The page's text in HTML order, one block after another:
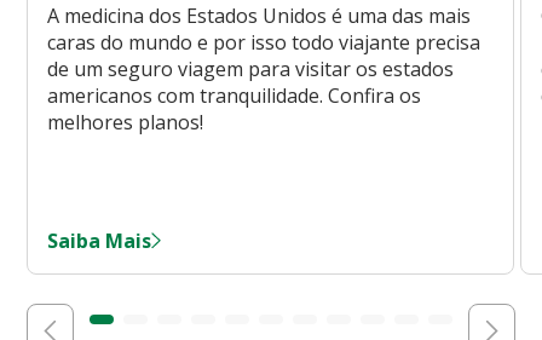
A medicina dos Estados Unidos é uma das mais
caras do mundo e por isso todo viajante precisa
de um seguro viagem para visitar os estados
americanos com tranquilidade. Confira os
melhores planos!
Saiba Mais